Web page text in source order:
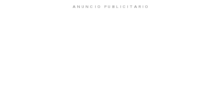
ANUNCIO PUBLICITARIO